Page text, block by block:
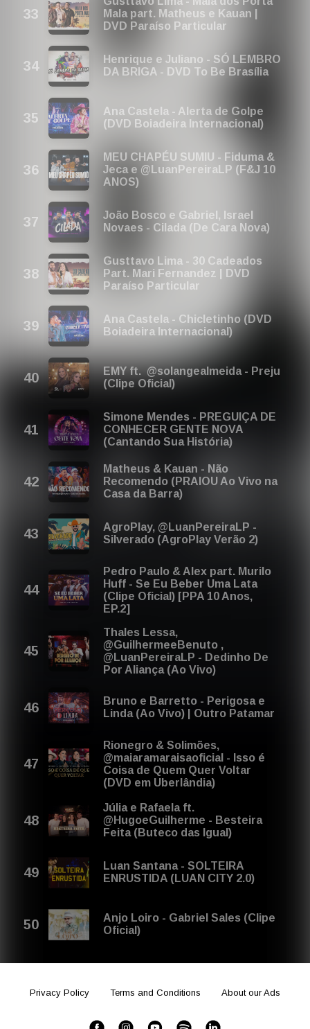
Mala part. Matheus e Kauan |
DVD Paraíso Particular
Henrique e Juliano - SÓ LEMBRO
DA BRIGA - DVD To Be Brasília
Ana Castela - Alerta de Golpe
(DVD Boiadeira Internacional)
MEU CHAPÉU SUMIU - Fiduma &
Jeca e @LuanPereiraLP (F&J 10
ANOS)
João Bosco e Gabriel, Israel
Novaes - Cilada (De Cara Nova)
Gusttavo Lima - 30 Cadeados
Part. Mari Fernandez | DVD
Paraíso Particular
Ana Castela - Chicletinho (DVD
Boiadeira Internacional)
EMY ft. ‪ @solangealmeida - Preju
(Clipe Oficial)
Simone Mendes - PREGUIÇA DE
CONHECER GENTE NOVA
(Cantando Sua História)
Matheus & Kauan - Não
Recomendo (PRAIOU Ao Vivo na
Casa da Barra)
AgroPlay, @LuanPereiraLP -
Silverado (AgroPlay Verão 2)
Pedro Paulo & Alex part. Murilo
Huff - Se Eu Beber Uma Lata
(Clipe Oficial) [PPA 10 Anos,
EP.2]
Thales Lessa,
@GuilhermeeBenuto ,
@LuanPereiraLP - Dedinho De
Por Aliança (Ao Vivo)
Bruno e Barretto - Perigosa e
Linda (Ao Vivo) | Outro Patamar
Rionegro & Solimões,
@maiaramaraisaoficial - Isso é
Coisa de Quem Quer Voltar
(DVD em Uberlândia)
Júlia e Rafaela ft.
@HugoeGuilherme - Besteira
Feita (Buteco das Igual)
Luan Santana - SOLTEIRA
ENRUSTIDA (LUAN CITY 2.0)
Anjo Loiro - Gabriel Sales (Clipe
Oficial)
Privacy Policy Terms and Conditions About our Ads